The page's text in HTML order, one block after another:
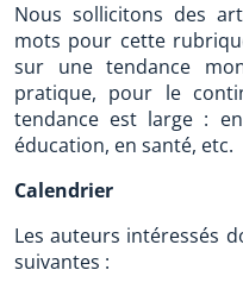
Nous sollicitons des
mots pour cette
sur une tendance
pratique, pour le
tendance est large :
éducation, en santé, etc.
Calendrier
Les auteurs intéressés
suivantes :